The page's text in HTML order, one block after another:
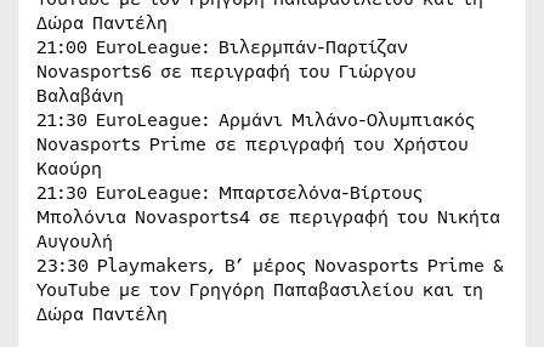
Δώρα Παντέλη
21:00 EuroLeague: Βιλερμπάν-Παρτίζαν
Novasports6 σε περιγραφή του Γιώργου
Βαλαβάνη
21:30 EuroLeague: Αρμάνι Μιλάνο-Ολυμπιακός
Novasports Prime σε περιγραφή του Χρήστου
Καούρη
21:30 EuroLeague: Μπαρτσελόνα-Βίρτους
Μπολόνια Novasports4 σε περιγραφή του Νικήτα
Αυγουλή
23:30 Playmakers, B’ μέρος Novasports Prime &
YouTube με τον Γρηγόρη Παπαβασιλείου και τη
Δώρα Παντέλη